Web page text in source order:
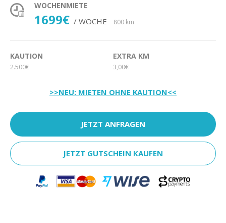
WOCHENMIETE
1699€ / WOCHE 800 km
KAUTION
2.500€
EXTRA KM
3,00€
>>NEU: MIETEN OHNE KAUTION<<
JETZT ANFRAGEN
JETZT GUTSCHEIN KAUFEN